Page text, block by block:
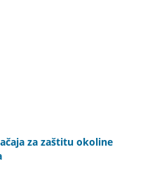
za zaštitu okoline